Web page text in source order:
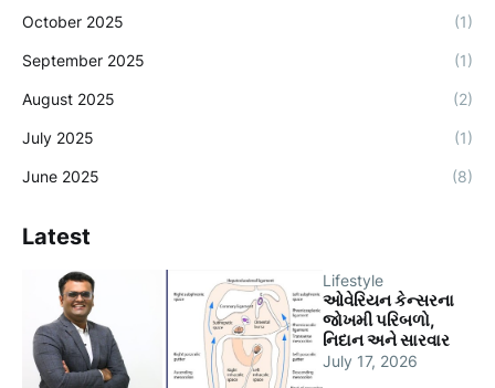
October 2025 (1)
September 2025 (1)
August 2025 (2)
July 2025 (1)
June 2025 (8)
Latest
Lifestyle
ઓવેરિયન કેન્સરના
જોખમી પરિબળો,
નિદાન અને સારવાર
July 17, 2026